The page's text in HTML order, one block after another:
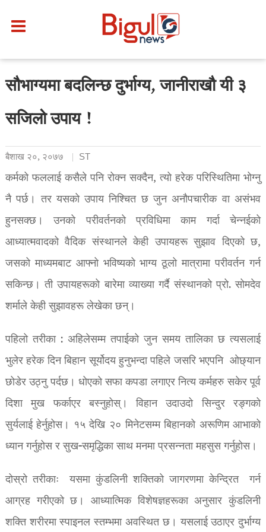
सौभाग्यमा बदलिन्छ दुर्भाग्य, जानीराखौ यी ३
सजिलो उपाय !
बैशाख २०, २०७७ ST
कर्मको फललाई कसैले पनि रोक्न सक्दैन, त्यो हरेक परिस्थितिमा भोग्नु
नै पर्छ। तर यसको उपाय निश्चित छ जुन अनौपचारीक वा असंभव
हुनसक्छ। उनको परीवर्तनको प्रविधिमा काम गर्दा चेन्नईको
आध्यात्मवादको वैदिक संस्थानले केही उपायहरू सुझाव दिएको छ,
जसको माध्यमबाट आफ्नो भविष्यको भाग्य ठूलो मात्रामा परीवर्तन गर्न
सकिन्छ। ती उपायहरूको बारेमा व्याख्या गर्दै संस्थानको प्रो. सोमदेव
शर्माले केही सुझावहरू लेखेका छन्।
पहिलो तरीका : अहिलेसम्म तपाईको जुन समय तालिका छ त्यसलाई
भुलेर हरेक दिन बिहान सूर्योदय हुनुभन्दा पहिले जसरि भएपनि ओछ्यान
छोडेर उठ्नु पर्दछ। धोएको सफा कपडा लगाएर नित्य कर्महरु सकेर पूर्व
दिशा मुख फर्काएर बस्नुहोस्। विहान उदाउदो सिन्दुर रङ्गको
सुर्यलाई हेर्नुहोस। १५ देखि २० मिनेटसम्म बिहानको अरूणिम आभाको
ध्यान गर्नुहोस र सुख-समृद्धिका साथ मनमा प्रसन्नता महसुस गर्नुहोस।
दोस्रो तरीकाः यसमा कुंडलिनी शक्तिको जागरणमा केन्द्रित गर्न
आग्रह गरीएको छ। आध्यात्मिक विशेषज्ञहरूका अनुसार कुंडलिनी
शक्ति शरीरमा स्पाइनल स्तम्भमा अवस्थित छ। यसलाई उठाएर दुर्भाग्य